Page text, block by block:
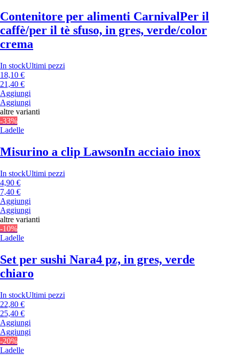
Contenitore per alimenti CarnivalPer il
caffè/per il tè sfuso, in gres, verde/color
crema
In stockUltimi pezzi
18,10 €
21,40 €
Aggiungi
Aggiungi
altre varianti
-33%
Ladelle
Misurino a clip LawsonIn acciaio inox
In stockUltimi pezzi
4,90 €
7,40 €
Aggiungi
Aggiungi
altre varianti
-10%
Ladelle
Set per sushi Nara4 pz, in gres, verde
chiaro
In stockUltimi pezzi
22,80 €
25,40 €
Aggiungi
Aggiungi
-20%
Ladelle